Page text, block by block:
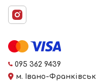
095 362 9439
м. Івано-Франківськ